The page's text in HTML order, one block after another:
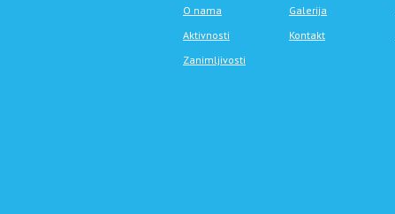
O nama Galerija
Aktivnosti
Kontakt
Zanimljivosti